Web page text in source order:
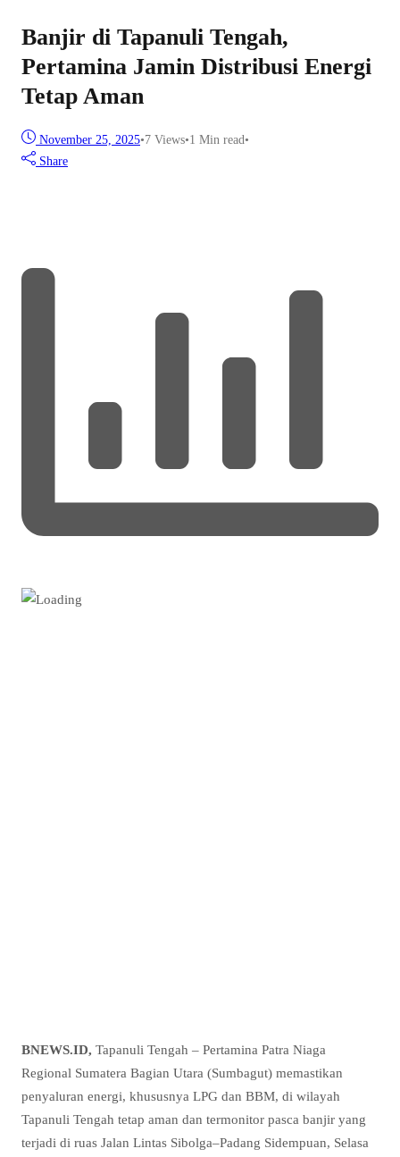
Banjir di Tapanuli Tengah,
Pertamina Jamin Distribusi Energi
Tetap Aman
November 25, 2025•7 Views•1 Min read•
Share
BNEWS.ID, Tapanuli Tengah – Pertamina Patra Niaga
Regional Sumatera Bagian Utara (Sumbagut) memastikan
penyaluran energi, khususnya LPG dan BBM, di wilayah
Tapanuli Tengah tetap aman dan termonitor pasca banjir yang
terjadi di ruas Jalan Lintas Sibolga–Padang Sidempuan, Selasa